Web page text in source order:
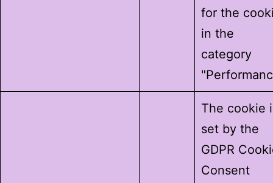
for the
in the
category
The cookie
set by the
GDPR
Consent